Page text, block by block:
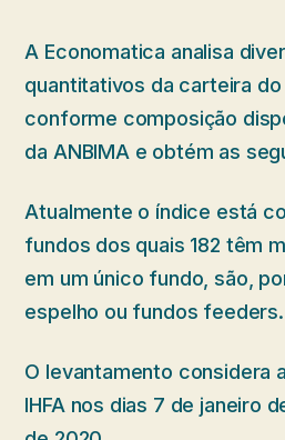
A Economatica analisa
quantitativos da carteira do
conforme composição
da ANBIMA e obtém as
Atualmente o índice está
fundos dos quais 182 têm
em um único fundo, são,
espelho ou fundos feeders.
O levantamento considera
IHFA nos dias 7 de janeiro